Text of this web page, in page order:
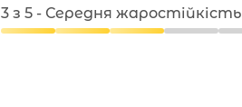
3 з 5 - Середня жаростійкість